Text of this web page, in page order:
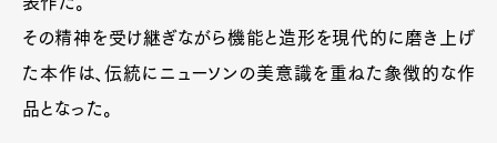
その精神を受け継ぎながら機能と造形を現代的に磨き上げ
た本作は、伝統にニューソンの美意識を重ねた象徴的な作
品となった。